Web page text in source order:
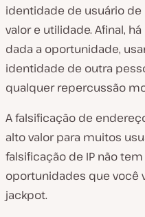
identidade de usuário
valor e utilidade. Afinal,
dada a oportunidade,
identidade de outra
qualquer repercussão
A falsificação de
alto valor para muitos
falsificação de IP não
oportunidades que você
jackpot.